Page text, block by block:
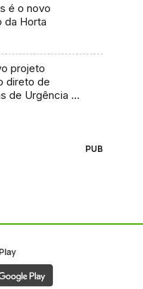
é o novo
da Horta
projeto
direto de
de Urgência e
PUB